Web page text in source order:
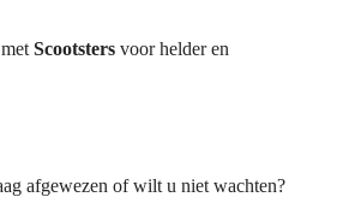
Scootsters voor helder en
afgewezen of wilt u niet wachten?